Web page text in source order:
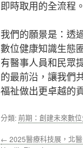
即時取用的全流程
我們的願景是：透
數位健康知識生態
有醫事人員和民眾
的最前沿，讓我們
福祉做出更卓越的
分類:前期：創建未來數
← 2025醫療科技展，北